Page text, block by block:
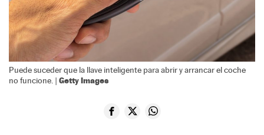
Puede suceder que la llave inteligente para abrir y arrancar el coche
no funcione. | Getty Images